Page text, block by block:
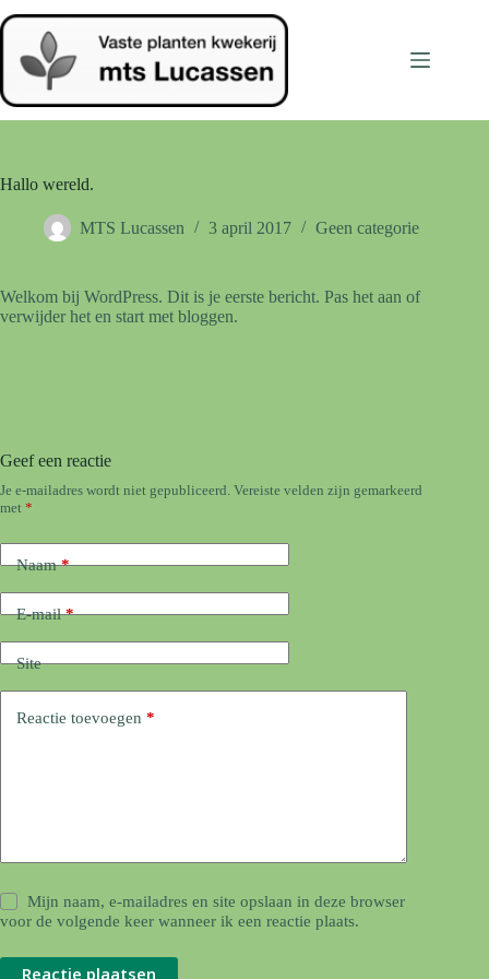
naar
inhoud
Hallo wereld.
MTS Lucassen 3 april 2017 Geen categorie
Welkom bij WordPress. Dit is je eerste bericht. Pas het aan of
verwijder het en start met bloggen.
Geef een reactie
Je e-mailadres wordt niet gepubliceerd. Vereiste velden zijn gemarkeerd
met *
Naam*
E-mail*
Site
Reactie toevoegen *
Mijn naam, e-mailadres en site opslaan in deze browser
voor de volgende keer wanneer ik een reactie plaats.
Reactie plaatsen